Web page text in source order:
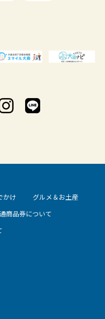
かけ グルメ＆お土産
商品券について